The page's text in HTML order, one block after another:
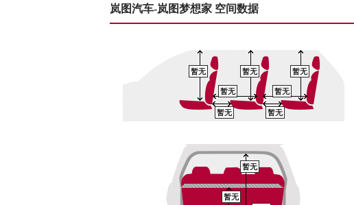
岚图汽车-岚图梦想家 空间数据
暂无 暂无 暂无
暂无
暂无 暂无
暂无
暂无
暂无